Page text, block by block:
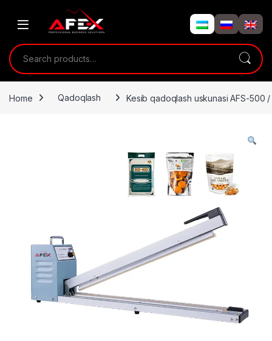
Search for:
Home Qadoqlash Kesib qadoqlash uskunasi AFS-500